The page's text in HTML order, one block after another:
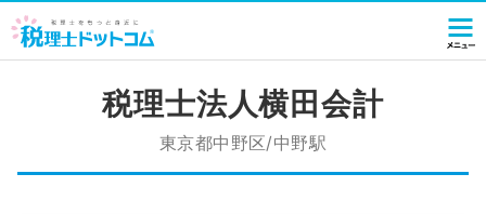
税理士法人横田会計
東京都中野区/中野駅